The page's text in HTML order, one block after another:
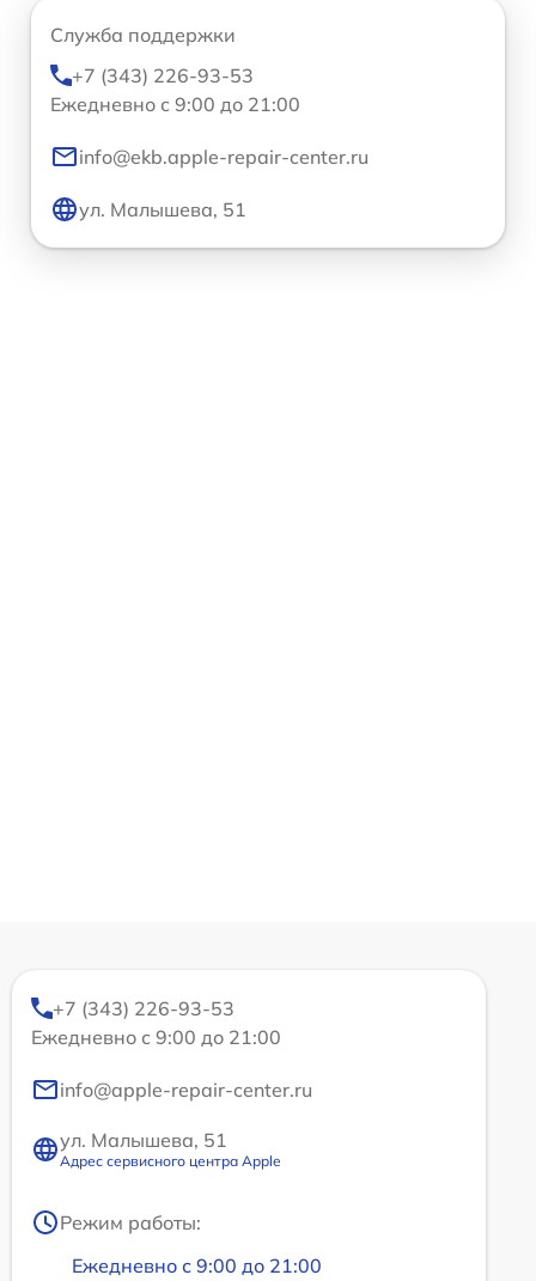
Служба поддержки
+7 (343) 226-93-53
Ежедневно с 9:00 до 21:00
info@ekb.apple-repair-center.ru
ул. Малышева, 51
+7 (343) 226-93-53
Ежедневно с 9:00 до 21:00
info@apple-repair-center.ru
ул. Малышева, 51
Адрес сервисного центра Apple
Режим работы:
Ежедневно с 9:00 до 21:00